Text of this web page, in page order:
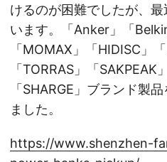
けるのが困難でしたが、
います。「Anker」「
「MOMAX」「HIDISC」
「TORRAS」「SAKPEAK
「SHARGE」ブランド製
ました。
https://www.shenzhen-